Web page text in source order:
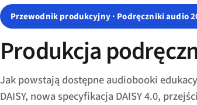
Przewodnik produkcyjny · Podręczniki audio
Produkcja
Jak powstają dostępne audiobooki
DAISY, nowa specyfikacja DAISY 4.0,